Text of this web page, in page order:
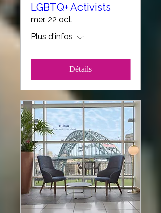
LGBTQ+ Activists
mer. 22 oct.
Plus d'infos
Détails